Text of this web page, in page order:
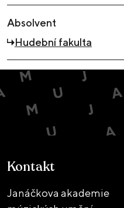
Absolvent
Hudební fakulta
Kontakt
Janáčkova akademie